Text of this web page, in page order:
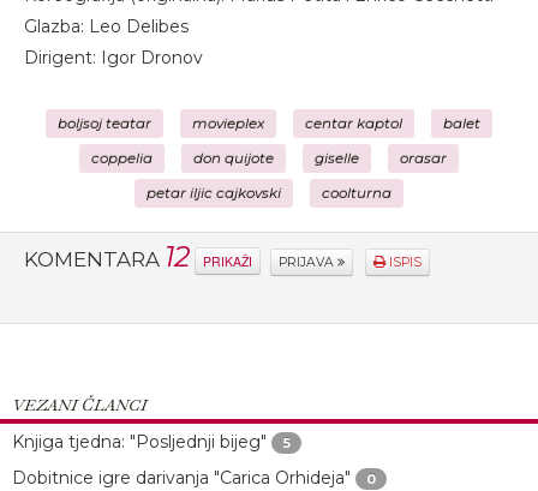
Glazba: Leo Delibes
Dirigent: Igor Dronov
boljsoj teatar movieplex centar kaptol balet
coppelia don quijote giselle orasar
petar iljic cajkovski coolturna
KOMENTARA 12 PRIKAŽI PRIJAVA ISPIS
VEZANI ČLANCI
Knjiga tjedna: "Posljednji bijeg"
5
Dobitnice igre darivanja "Carica Orhideja" 0